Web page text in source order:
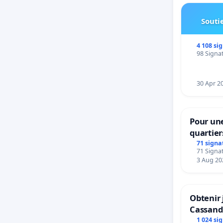
4 108
98
30 Apr
Pour
71
71
3 Aug
Obtenir
1 024